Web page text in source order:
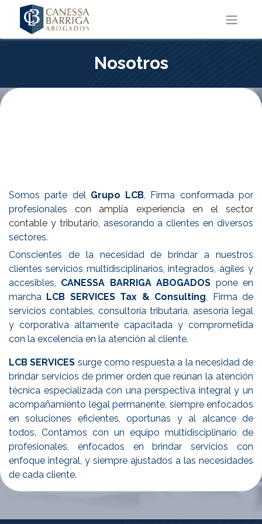
Nosotros
Somos parte del Grupo LCB, Firma conformada por
profesionalescon amplía experiencia en el sector
contable y tributario, asesorando a clientes en diversos
sectores.
Conscientes de la necesidad de brindar a nuestros
clientes servicios multidisciplinarios, integrados, ágiles y
accesibles, CANESSA BARRIGA ABOGADOS pone en
marcha LCB SERVICES Tax & Consulting, Firma de
servicios contables, consultoría tributaria, asesoría legal
y corporativa altamente capacitada y comprometida
con la excelencia en la atención al cliente.
LCB SERVICES surge como respuesta a la necesidad de
brindar servicios de primer orden que reúnan la atención
técnica especializada con una perspectiva integral y un
acompañamiento legal permanente, siempre enfocados
en soluciones eficientes, oportunas y al alcance de
todos. Contamos con un equipo multidisciplinario de
profesionales, enfocados en brindar servicios con
enfoque integral, y siempre ajustados a las necesidades
de cada cliente.